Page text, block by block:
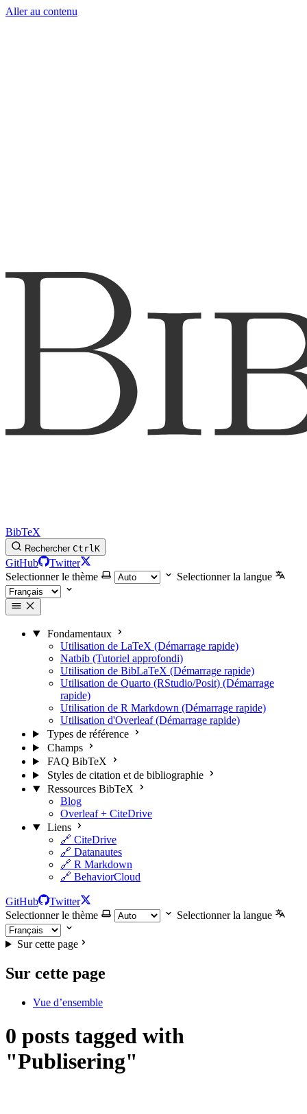
Aller au contenu
BibTeX
Rechercher CtrlK
GitHub
Twitter
Selectionner le thème
Selectionner la langue
Fondamentaux
Utilisation de LaTeX (Démarrage rapide)
Natbib (Tutoriel approfondi)
Utilisation de BibLaTeX (Démarrage rapide)
Utilisation de Quarto (RStudio/Posit) (Démarrage
rapide)
Utilisation de R Markdown (Démarrage rapide)
Utilisation d'Overleaf (Démarrage rapide)
Types de référence
Champs
FAQ BibTeX
Styles de citation et de bibliographie
Ressources BibTeX
Blog
Overleaf + CiteDrive
Liens
🔗 CiteDrive
🔗 Datanautes
🔗 R Markdown
🔗 BehaviorCloud
GitHub
Twitter
Selectionner le thème
Selectionner la langue
Sur cette page
Sur cette page
Vue d’ensemble
0 posts tagged with
"Publisering"